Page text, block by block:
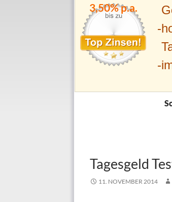
3,50% p.a.
Tagesgeld
11. NOVEMBER 2014